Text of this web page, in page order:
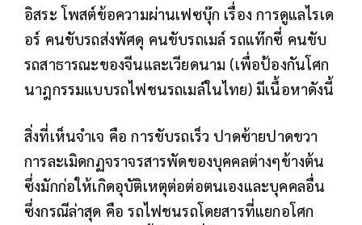
อิสระ โพสต์ข้อความผ่านเฟซบุ๊ก เรื่อง การดูแลไรเด
อร์ คนขับรถส่งพัศดุ คนขับรถเมล์ รถแท๊กซี่ คนขับ
รถสาธารณะของจีนและเวียดนาม (เพื่อป้องกันโศก
นาฎกรรมแบบรถไฟชนรถเมล์ในไทย) มีเนื้อหาดังนี้
สิ่งที่เห็นจำเจ คือ การขับรถเร็ว ปาดซ้ายปาดขวา
การละเมิดกฏจราจรสารพัดของบุคคลต่างๆข้างต้น
ซึ่งมักก่อให้เกิดอุบัติเหตุต่อต่อตนเองและบุคคลอื่น
ซึ่งกรณีล่าสุด คือ รถไฟชนรถโดยสารที่แยกอโศก